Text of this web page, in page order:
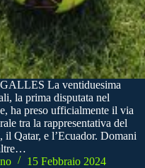
La ventiduesima
la prima disputata nel
ha preso ufficialmente il via
tra la rappresentativa del
il Qatar, e l’Ecuador. Domani
15 Febbraio 2024